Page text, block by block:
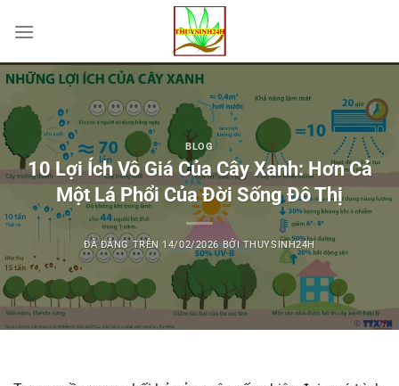
đến
dung
BLOG
10 Lợi Ích Vô Giá Của Cây Xanh: Hơn Cả
Một Lá Phổi Của Đời Sống Đô Thị
ĐÃ ĐĂNG TRÊN 14/02/2026 BỞI THUYSINH24H